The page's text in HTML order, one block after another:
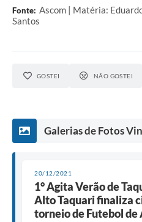
Fonte: Ascom | Matéria:
Santos
GOSTEI NÃO GOSTEI
Galerias de Fotos
20/12/2021
1° Agita Verão de
Alto Taquari finaliza
torneio de Futebol de